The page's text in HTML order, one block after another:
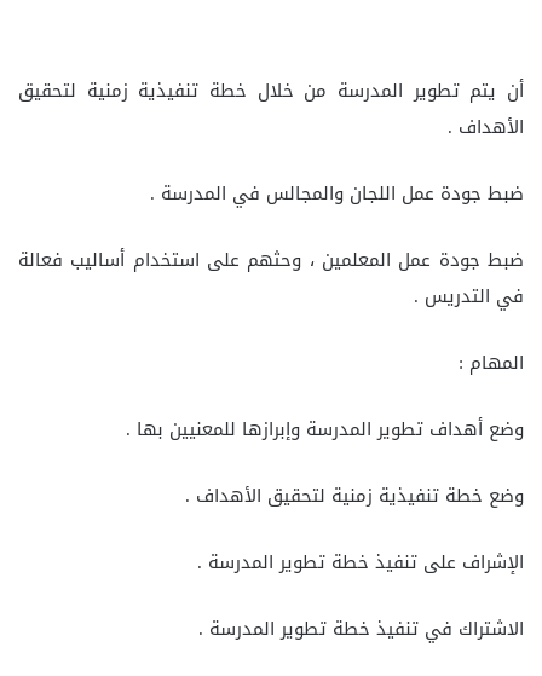
أن يتم تطوير المدرسة من خلال خطة تنفيذية زمنية لتحقيق
الأهداف .
ضبط جودة عمل اللجان والمجالس في المدرسة .
ضبط جودة عمل المعلمين ، وحثهم على استخدام أساليب فعالة
في التدريس .
المهام :
وضع أهداف تطوير المدرسة وإبرازها للمعنيين بها .
وضع خطة تنفيذية زمنية لتحقيق الأهداف .
الإشراف على تنفيذ خطة تطوير المدرسة .
الاشتراك في تنفيذ خطة تطوير المدرسة .